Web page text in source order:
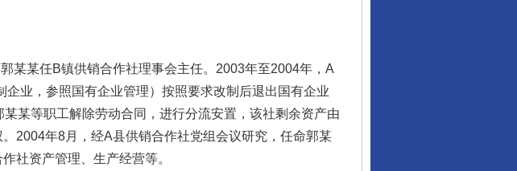
某任B镇供销合作社理事会主任。2003年至2004年，A
业，参照国有企业管理）按照要求改制后退出国有企业
某等职工解除劳动合同，进行分流安置，该社剩余资产由
2004年8月，经A县供销合作社党组会议研究，任命郭某
社资产管理、生产经营等。